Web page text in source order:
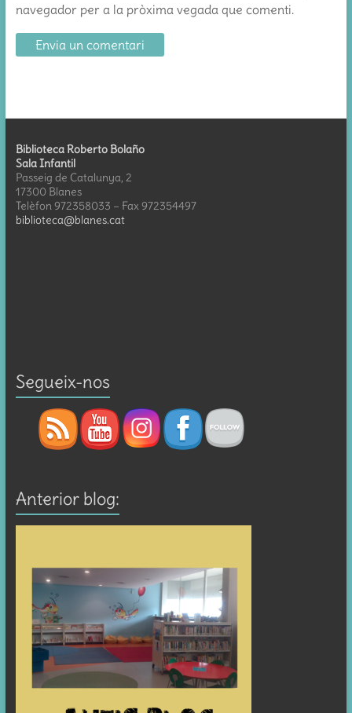
navegador per a la pròxima vegada que comenti.
Biblioteca Roberto Bolaño
Sala Infantil
Passeig de Catalunya, 2
17300 Blanes
Telèfon 972358033 – Fax 972354497
biblioteca@blanes.cat
Segueix-nos
Anterior blog: